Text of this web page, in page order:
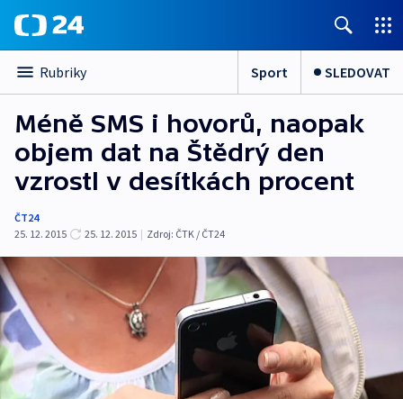
Rubriky Sport SLEDOVAT
Méně SMS i hovorů, naopak
objem dat na Štědrý den
vzrostl v desítkách procent
ČT24
25. 12. 2015
25. 12. 2015 | Zdroj: ČTK / ČT24